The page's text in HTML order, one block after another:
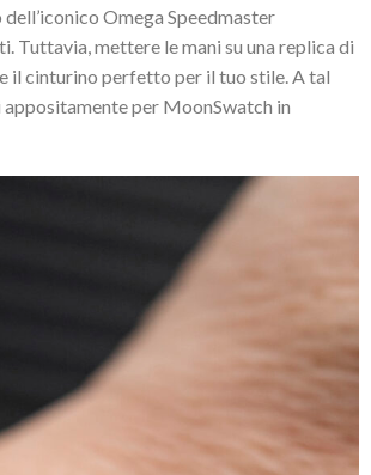
Omega Speedmaster
Tuttavia, mettere le mani su una replica di
il cinturino perfetto per il tuo stile. A tal
per MoonSwatch in